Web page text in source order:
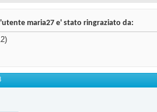
maria27 e' stato ringraziato da: